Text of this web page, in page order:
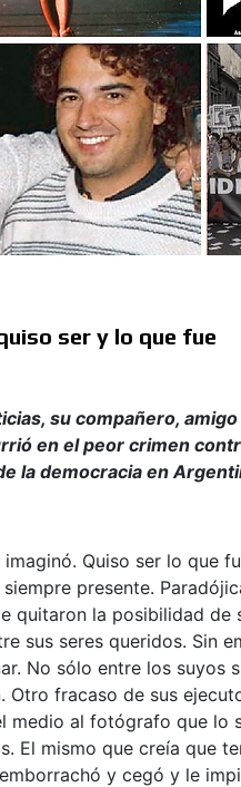
ser y lo que fue
su compañero,
en el peor crimen
la democracia en
Quiso ser lo que
presente.
quitaron la posibilidad de
sus seres queridos. Sin
No sólo entre los suyos
Otro fracaso de sus
medio al fotógrafo que lo
El mismo que creía que
y cegó y le